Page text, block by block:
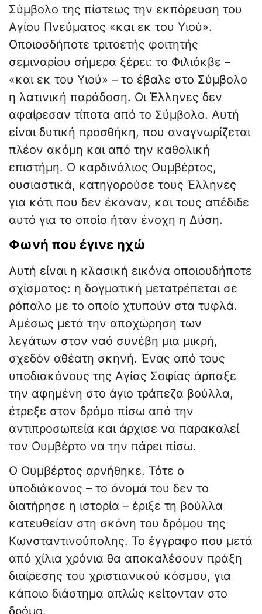
Σύμβολο της πίστεως την εκπόρευση του
Αγίου Πνεύματος «και εκ του Υιού».
Οποιοσδήποτε τριτοετής φοιτητής
σεμιναρίου σήμερα ξέρει: το Φιλιόκβε –
«και εκ του Υιού» – το έβαλε στο Σύμβολο
η λατινική παράδοση. Οι Έλληνες δεν
αφαίρεσαν τίποτα από το Σύμβολο. Αυτή
είναι δυτική προσθήκη, που αναγνωρίζεται
πλέον ακόμη και από την καθολική
επιστήμη. Ο καρδινάλιος Ουμβέρτος,
ουσιαστικά, κατηγορούσε τους Έλληνες
για κάτι που δεν έκαναν, και τους απέδιδε
αυτό για το οποίο ήταν ένοχη η Δύση.
​Φωνή που έγινε ηχώ
​Αυτή είναι η κλασική εικόνα οποιουδήποτε
σχίσματος: η δογματική μετατρέπεται σε
ρόπαλο με το οποίο χτυπούν στα τυφλά.
Αμέσως μετά την αποχώρηση των
λεγάτων στον ναό συνέβη μια μικρή,
σχεδόν αθέατη σκηνή. ​Ένας από τους
υποδιακόνους της Αγίας Σοφίας άρπαξε
την αφημένη στο άγιο τράπεζα βούλλα,
έτρεξε στον δρόμο πίσω από την
αντιπροσωπεία και άρχισε να παρακαλεί
τον Ουμβέρτο να την πάρει πίσω. ​
Ο Ουμβέρτος αρνήθηκε. Τότε ο
υποδιάκονος – το όνομά του δεν το
διατήρησε η ιστορία – έριξε τη βούλλα
κατευθείαν στη σκόνη του δρόμου της
Κωνσταντινούπολης. Το έγγραφο που μετά
από χίλια χρόνια θα αποκαλέσουν πράξη
διαίρεσης του χριστιανικού κόσμου, για
κάποιο διάστημα απλώς κείτονταν στο